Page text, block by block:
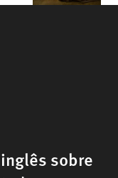
sobre